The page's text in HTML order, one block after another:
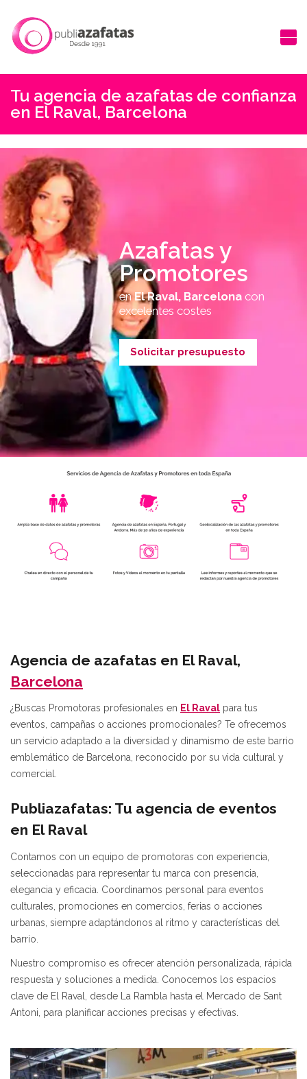
Tu agencia de azafatas de confianza
en El Raval, Barcelona
Azafatas y
Promotores
enEl Raval, Barcelonacon
excelentes costes
Solicitar presupuesto
Agencia de azafatas en El Raval,
Barcelona
¿Buscas Promotoras profesionales en El Raval para tus
eventos, campañas o acciones promocionales? Te ofrecemos
un servicio adaptado a la diversidad y dinamismo de este barrio
emblemático de Barcelona, reconocido por su vida cultural y
comercial.
Publiazafatas: Tu agencia de eventos
en El Raval
Contamos con un equipo de promotoras con experiencia,
seleccionadas para representar tu marca con presencia,
elegancia y eficacia. Coordinamos personal para eventos
culturales, promociones en comercios, ferias o acciones
urbanas, siempre adaptándonos al ritmo y características del
barrio.
Nuestro compromiso es ofrecer atención personalizada, rápida
respuesta y soluciones a medida. Conocemos los espacios
clave de El Raval, desde La Rambla hasta el Mercado de Sant
Antoni, para planificar acciones precisas y efectivas.